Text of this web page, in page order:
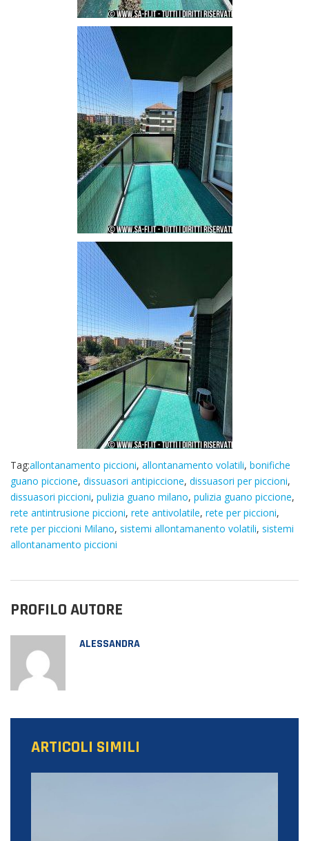
Tag:allontanamento piccioni, allontanamento volatili, bonifiche
guano piccione, dissuasori antipiccione, dissuasori per piccioni,
dissuasori piccioni, pulizia guano milano, pulizia guano piccione,
rete antintrusione piccioni, rete antivolatile, rete per piccioni,
rete per piccioni Milano, sistemi allontamanento volatili, sistemi
allontanamento piccioni
PROFILO AUTORE
ALESSANDRA
ARTICOLI SIMILI